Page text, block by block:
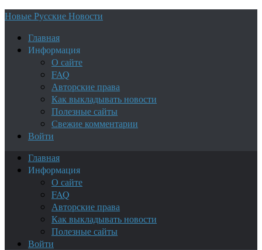
Новые Русские Новости
Главная
Информация
О сайте
FAQ
Авторские права
Как выкладывать новости
Полезные сайты
Свежие комментарии
Войти
Главная
Информация
О сайте
FAQ
Авторские права
Как выкладывать новости
Полезные сайты
Войти